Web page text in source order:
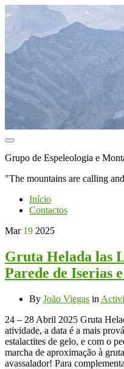
Toggle
navigation
Grupo de Espeleologia e
"The mountains are calling
Início
Contactos
Mar 19 2025
Gruta Helada las
Parede de Iserias
By João Viegas in
24 – 28 Abril 2025 Gruta
atividade, a data é a mais
estalactites de gelo, e com o
marcha de aproximação à
avassalador! Para